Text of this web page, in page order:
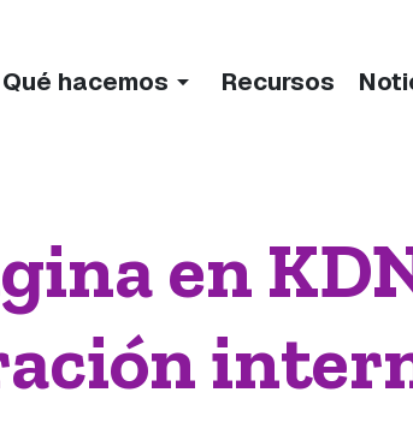
Qué hacemos arrow_drop_down Recursos
en